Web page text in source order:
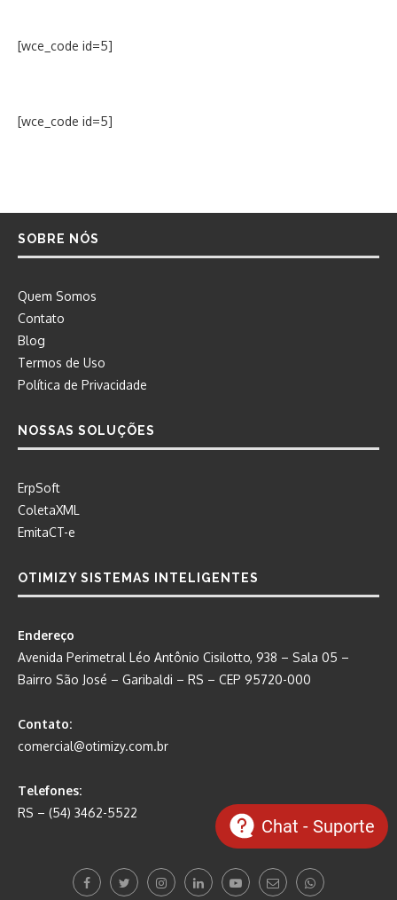
[wce_code id=5]
[wce_code id=5]
SOBRE NÓS
Quem Somos
Contato
Blog
Termos de Uso
Política de Privacidade
NOSSAS SOLUÇÕES
ErpSoft
ColetaXML
EmitaCT-e
OTIMIZY SISTEMAS INTELIGENTES
Endereço
Avenida Perimetral Léo Antônio Cisilotto, 938 – Sala 05 –
Bairro São José – Garibaldi – RS – CEP 95720-000
Contato:
comercial@otimizy.com.br
Telefones:
RS – (54) 3462-5522
Chat - Suporte